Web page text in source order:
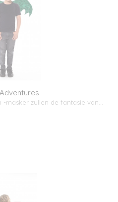
masker zullen de fantasie van…